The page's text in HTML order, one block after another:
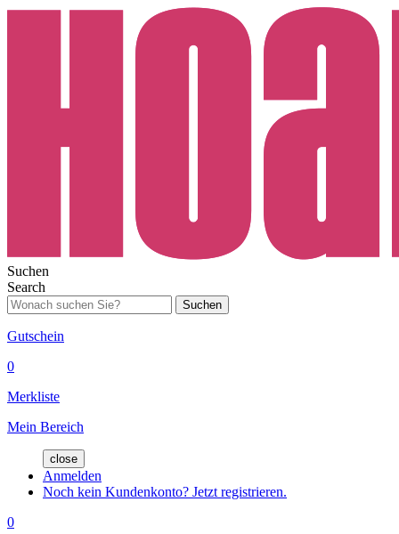
Suchen
Search
Suchen
Gutschein
0
Merkliste
Mein Bereich
close
Anmelden
Noch kein Kundenkonto? Jetzt registrieren.
0